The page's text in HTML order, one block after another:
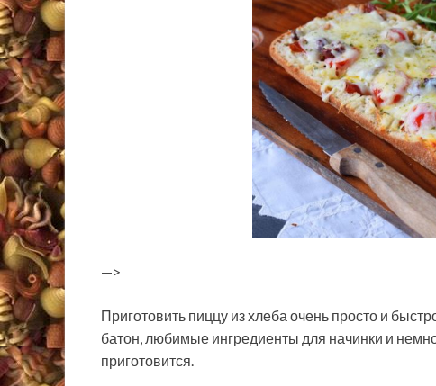
—>
Приготовить пиццу из хлеба очень просто и
батон, любимые ингредиенты для начинки и
приготовится.